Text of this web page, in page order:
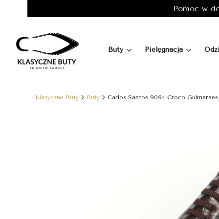
Pomoc w
Buty Pielęgnacja
Klasyczne Buty Buty Carlos Santos 9094 Croco Guimaraes